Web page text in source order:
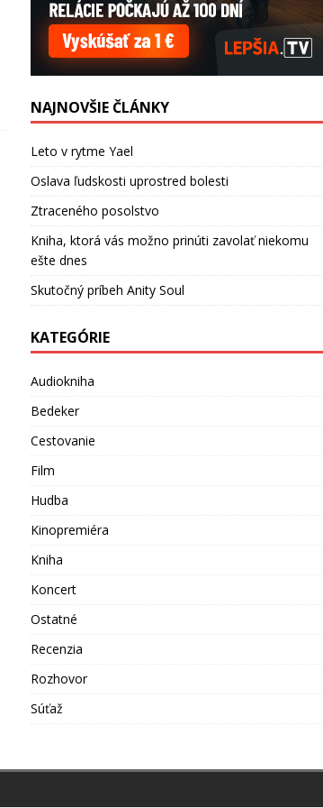
NAJNOVŠIE ČLÁNKY
Leto v rytme Yael
Oslava ľudskosti uprostred bolesti
Ztraceného posolstvo
Kniha, ktorá vás možno prinúti zavolať niekomu
ešte dnes
Skutočný príbeh Anity Soul
KATEGÓRIE
Audiokniha
Bedeker
Cestovanie
Film
Hudba
Kinopremiéra
Kniha
Koncert
Ostatné
Recenzia
Rozhovor
Súťaž